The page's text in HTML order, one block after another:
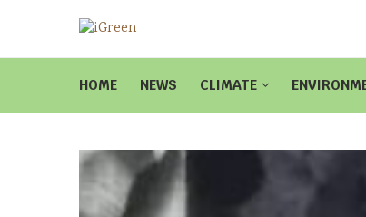
HOME NEWS CLIMATE